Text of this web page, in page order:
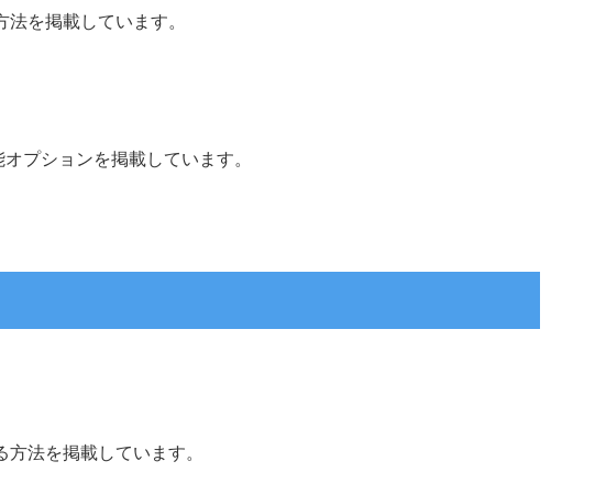
を掲載しています。
プションを掲載しています。
法を掲載しています。